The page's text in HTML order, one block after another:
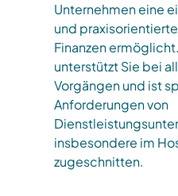
Unternehmen eine
und
Finanzen
unterstützt Sie bei
Vorgängen und ist
Anforderungen von
insbesondere im
zugeschnitten.